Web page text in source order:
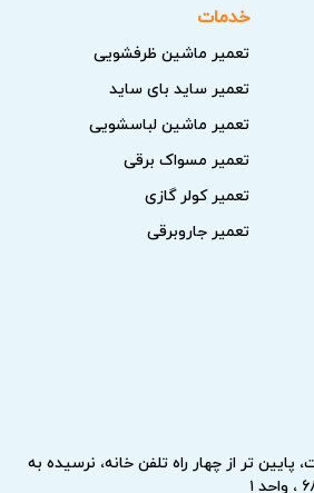
خدمات
تعمیر ماشین ظرفشویی
تعمیر ساید بای ساید
تعمیر ماشین لباسشویی
تعمیر مسواک برقی
تعمیر کولر گازی
تعمیر جاروبرقی
پایین تر از چهار راه تلفن خانه، نرسیده به